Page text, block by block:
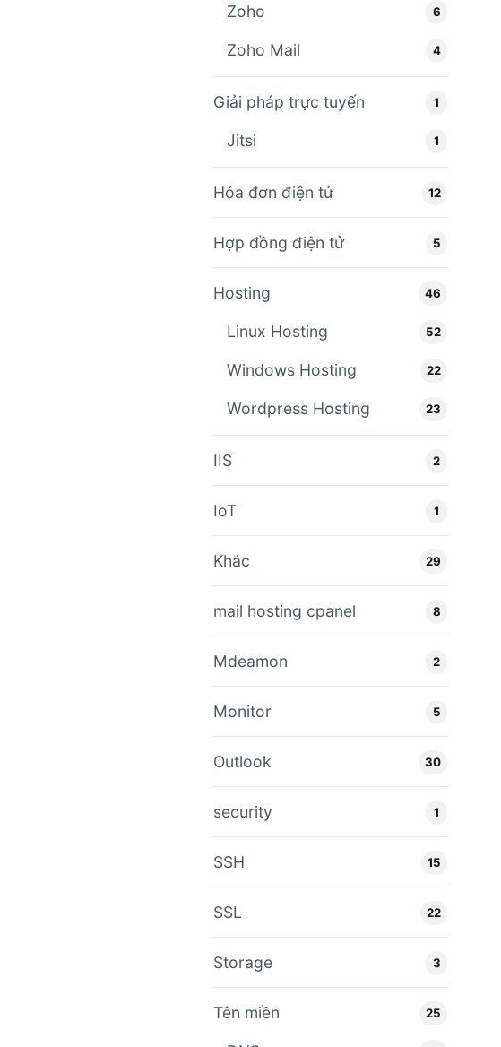
Zoho 6
Zoho Mail 4
Giải pháp trực tuyến 1
Jitsi 1
Hóa đơn điện tử 12
Hợp đồng điện tử 5
Hosting 46
Linux Hosting 52
Windows Hosting 22
Wordpress Hosting 23
IIS 2
IoT 1
Khác 29
mail hosting cpanel 8
Mdeamon 2
Monitor 5
Outlook 30
security 1
SSH 15
SSL 22
Storage 3
Tên miền 25